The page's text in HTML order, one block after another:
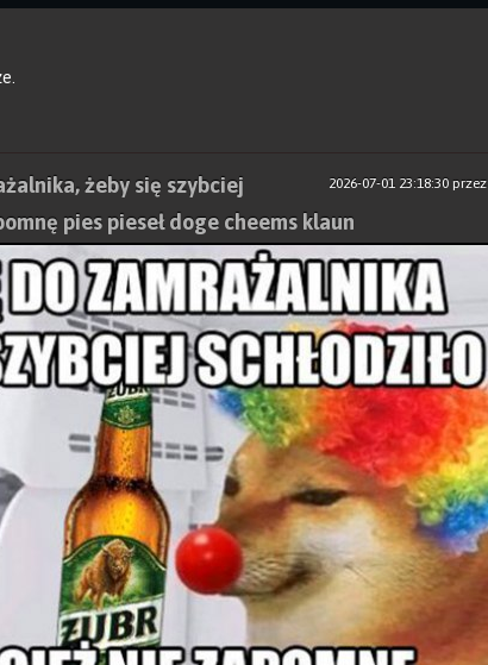
2026-07-01 23:18:30przez
żeby się szybciej
pies pieseł doge cheems klaun